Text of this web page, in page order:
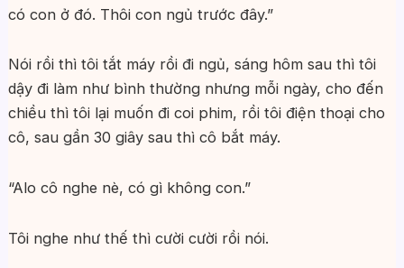
có con ở đó. Thôi con ngủ trước đây.”
Nói rồi thì tôi tắt máy rồi đi ngủ, sáng hôm sau thì tôi
dậy đi làm như bình thường nhưng mỗi ngày, cho đến
chiều thì tôi lại muốn đi coi phim, rồi tôi điện thoại cho
cô, sau gần 30 giây sau thì cô bắt máy.
“Alo cô nghe nè, có gì không con.”
Tôi nghe như thế thì cười cười rồi nói.